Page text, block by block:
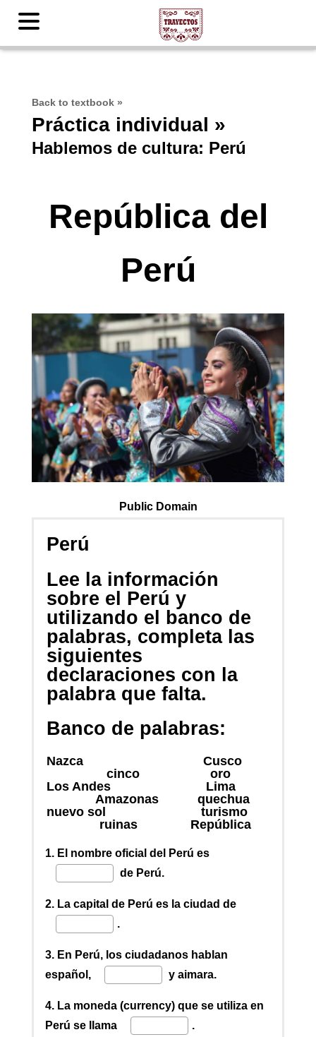
Back to textbook»
Práctica individual »
Hablemos de cultura: Perú
República del
Perú
Public Domain